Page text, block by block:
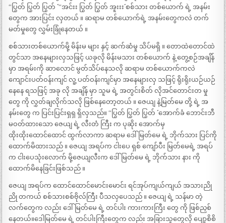
“ပြွတ် ပြွတ် ပြွတ် ´´ “အင်းး ပြွတ် ပြွတ် အူးးး´´ စစ်သား တစ်ယောက် ရဲ့ အနမ်း
တွေက အားပြင်း လှတယ် ။ ဆရာမ တစ်ယောက်ရဲ့ အနမ်းတွေကလဲ တက်
မတ်မှုတွေ လွှမ်းခြုံနေတယ် ။
စစ်သားတစ်ယောက်မို့ မိန်းမ များ နှင့် ဆက်ဆံမှု သိပ်မရှိ ။ တောထဲတောင်ထဲ
တွင်သာ အနေများလှသဖြင့် ယခုလို မိန်းမသား တစ်ယောက် နဲ့ တွေ့စဉ်အချိန်
မှာ အရမ်းကို ဆာလောင် မွတ်သိပ်နေသလို ဆရာမ တစ်ယောက်ကလဲ
ကျောင်းပတ်ဝန်းကျင် လူ့ ပတ်ဝန်းကျင်မှာ အနေများလှ သဖြင့် ရိုးရိုးယဉ်ယဉ်
နေနေ ရသဖြင့် အခု လို အချိန် မှာ သူမ ရဲ့ အတွင်းစိတ် လိုအင်တောင်းတ မှု
တွေ ကို လွှတ်ချလိုက်သလို ဖြစ်နေတော့တယ် ။ ဇေယျ နဲ့မြတ်မေ တို့ ရဲ့ အ
နမ်းတွေ က ပြင်းပြင်းရှရှ ရှိလှသည်။ “ပြွတ် ပြွတ် ပြွတ် ´´ အောက်ခံ ဘောင်းဘီ
မဝတ်ထားသော ဇေယျ ရဲ့ လီးတံ ကြီး က ပုဆိုး အောက်မှ
ထိုးထိုးထောင်ထောင် ထွက်လာကာ ဆရာမ ဒေါ်မြတ်မေ ရဲ့ ဘိုက်သား ပြင်ကို
ထောက်မိထားသည် ။ ဇေယျ အရပ်က ငါးပေ ရှစ် ကျော်ပီး မြတ်မေရဲ့ အရပ်
က ငါးပေသုံးလောက် မို့ဇေယျလီးက ဒေါ်မြတ်မေ ရဲ့ ဘိုက်သား နား ကို
ထောက်မိနေခြင်းဖြစ်သည် ။
ဇေယျ အရပ်က ထောင်ထောင်မောင်းမောင်း ရင်အုပ်ကျယ်ကျယ် အသားညို
ညို တကယ် စစ်သားစစ်ဗိုလ်ကြီး ပီသလှပေသည် ။ ဇေယျ ရဲ့ သန်မာ တဲ့
လက်တွေက လည်း ဒေါ်မြတ်မေ ရဲ့ တင်ပါး ကားကားကြီး တွေ ကို ဖြစ်ညှစ်
နေတယ်။ဒေါမြတ်မေ ရဲ့ တင်ပါးကြီးတွေက လည်း အခြားသူတွေလို ပျော့စိစိ